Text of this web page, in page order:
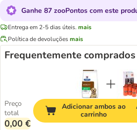
Ganhe 87 zooPontos com este
Entrega em 2-5 dias úteis. mais
Política de devoluçõesmais
Frequentemente
Preço
total
0,00 €
Adicionar ambos ao
carrinho